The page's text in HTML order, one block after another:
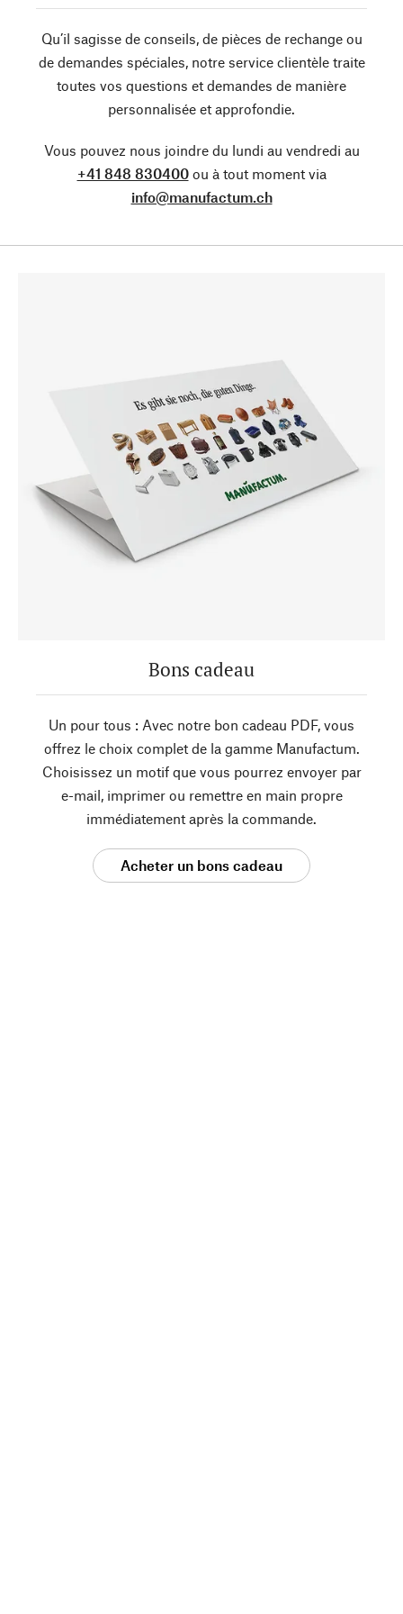
Qu’il sagisse de conseils, de pièces de rechange ou
de demandes spéciales, notre service clientèle traite
toutes vos questions et demandes de manière
personnalisée et approfondie.
Vous pouvez nous joindre du lundi au vendredi au
+41 848 830400ou à tout moment via
info@manufactum.ch
Bons cadeau
Un pour tous : Avec notre bon cadeau PDF, vous
offrez le choix complet de la gamme Manufactum.
Choisissez un motif que vous pourrez envoyer par
e-mail, imprimer ou remettre en main propre
immédiatement après la commande.
Acheter un bons cadeau